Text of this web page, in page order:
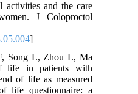
activities and the care
J Coloproctol
F, Song L, Zhou L, Ma
life in patients with
of life as measured
life questionnaire: a